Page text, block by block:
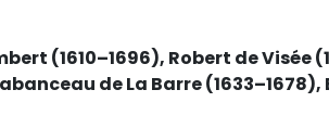
(1610–1696), Robert de Visée
de La Barre